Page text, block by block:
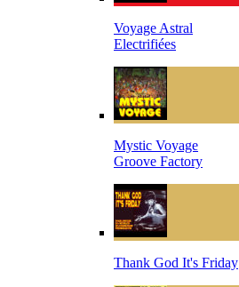
Voyage Astral
Electrifiées
Mystic Voyage
Groove Factory
Thank God It's Friday